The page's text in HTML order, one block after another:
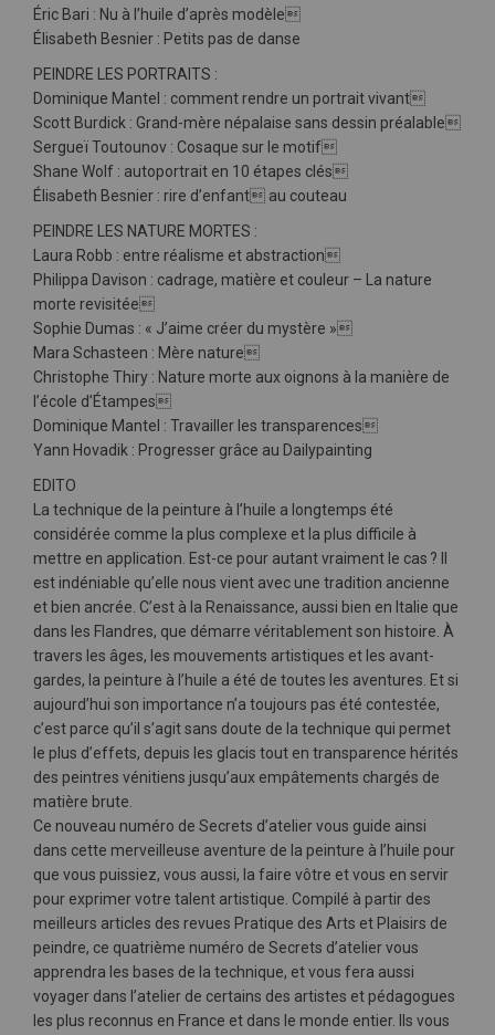
Éric Bari : Nu à l’huile d’après modèle
Élisabeth Besnier : Petits pas de danse
PEINDRE LES PORTRAITS :
Dominique Mantel : comment rendre un portrait vivant
Scott Burdick : Grand-mère népalaise sans dessin préalable
Sergueï Toutounov : Cosaque sur le motif
Shane Wolf : autoportrait en 10 étapes clés
Élisabeth Besnier : rire d’enfant au couteau
PEINDRE LES NATURE MORTES :
Laura Robb : entre réalisme et abstraction
Philippa Davison : cadrage, matière et couleur – La nature
morte revisitée
Sophie Dumas : « J’aime créer du mystère »
Mara Schasteen : Mère nature
Christophe Thiry : Nature morte aux oignons à la manière de
l’école d’Étampes
Dominique Mantel : Travailler les transparences
Yann Hovadik : Progresser grâce au Dailypainting
EDITO
La technique de la peinture à l’huile a longtemps été
considérée comme la plus complexe et la plus difficile à
mettre en application. Est-ce pour autant vraiment le cas ? Il
est indéniable qu’elle nous vient avec une tradition ancienne
et bien ancrée. C’est à la Renaissance, aussi bien en Italie que
dans les Flandres, que démarre véritablement son histoire. À
travers les âges, les mouvements artistiques et les avant-
gardes, la peinture à l’huile a été de toutes les aventures. Et si
aujourd’hui son importance n’a toujours pas été contestée,
c’est parce qu’il s’agit sans doute de la technique qui permet
le plus d’effets, depuis les glacis tout en transparence hérités
des peintres vénitiens jusqu’aux empâtements chargés de
matière brute.
Ce nouveau numéro de Secrets d’atelier vous guide ainsi
dans cette merveilleuse aventure de la peinture à l’huile pour
que vous puissiez, vous aussi, la faire vôtre et vous en servir
pour exprimer votre talent artistique. Compilé à partir des
meilleurs articles des revues Pratique des Arts et Plaisirs de
peindre, ce quatrième numéro de Secrets d’atelier vous
apprendra les bases de la technique, et vous fera aussi
voyager dans l’atelier de certains des artistes et pédagogues
les plus reconnus en France et dans le monde entier. Ils vous